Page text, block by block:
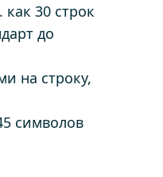
30 строк
до
на строку,
символов